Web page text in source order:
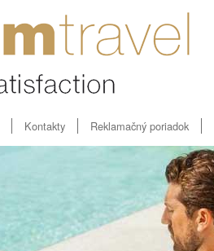
Kontakty Reklamačný poriadok